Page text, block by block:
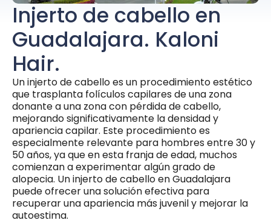
Injerto de cabello en
Guadalajara. Kaloni
Hair.
Un injerto de cabello es un procedimiento estético
que trasplanta folículos capilares de una zona
donante a una zona con pérdida de cabello,
mejorando significativamente la densidad y
apariencia capilar. Este procedimiento es
especialmente relevante para hombres entre 30 y
50 años, ya que en esta franja de edad, muchos
comienzan a experimentar algún grado de
alopecia. Un injerto de cabello en Guadalajara
puede ofrecer una solución efectiva para
recuperar una apariencia más juvenil y mejorar la
autoestima.